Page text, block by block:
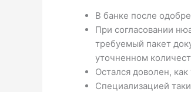
В банке после
При согласовании
требуемый пакет
уточненном
Остался доволен,
Специализацией